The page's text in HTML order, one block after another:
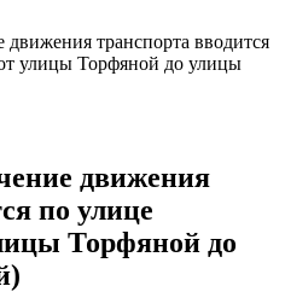
транспорта вводится
улицы Торфяной до улицы
движения
по улице
Торфяной до